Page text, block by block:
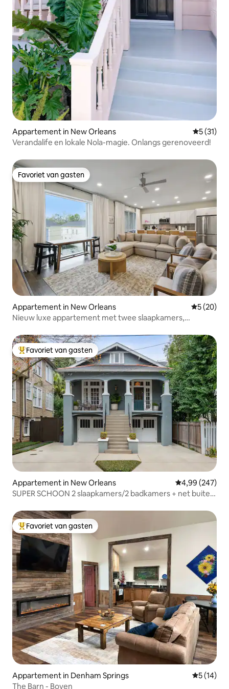
geven.
Appartement in New Orleans
5 (31)
Verandalife en lokale Nola-magie. Onlangs gerenoveerd!
Favoriet van gasten
Favoriet van gasten
Appartement in New Orleans
5 (20)
Nieuw luxe appartement met twee slaapkamers,
Topfavoriet van gasten
Favoriet van gasten
Appartement in New Orleans Gemiddelde
4,99 (247)
SUPER SCHOON 2 slaapkamers/2 badkamers + net buiten
Topfavoriet van gasten
Favoriet van gasten
Appartement in Denham Springs
5 (14)
The Barn - Boven